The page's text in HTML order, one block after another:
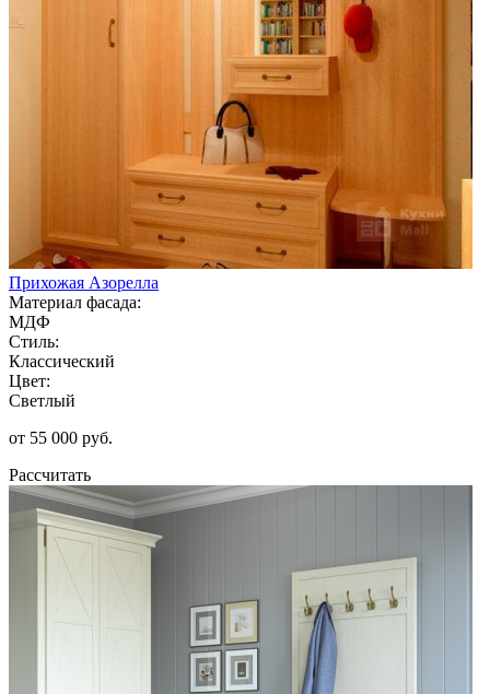
Прихожая Азорелла
Материал фасада:
МДФ
Стиль:
Классический
Цвет:
Светлый
от 55 000 руб.
Рассчитать